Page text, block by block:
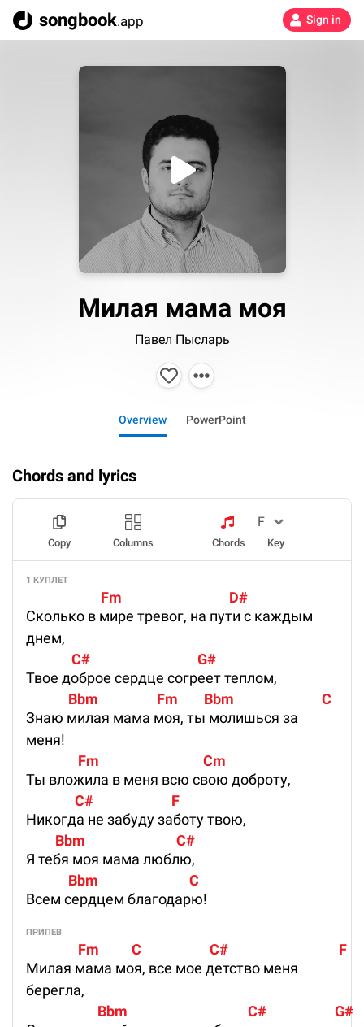
songbook.app Sign in
Милая мама моя
Павел Пысларь
Overview PowerPoint
Chords and lyrics
Copy Columns Chords Key
1 КУПЛЕТ
                       Fm                                 D#
Сколько в мире тревог, на пути с каждым
днем,
              C#                                 G#
Твое доброе сердце согреет теплом,
             Bbm                  Fm        Bbm                           C
Знаю милая мама моя, ты молишься за
меня!
                Fm                                Cm
Ты вложила в меня всю свою доброту,
               C#                        F
Никогда не забуду заботу твою,
         Bbm                            C#
Я тебя моя мама люблю,
             Bbm                            C
Всем сердцем благодарю!
ПРИПЕВ
                Fm          C                     C#                                  F
Милая мама моя, все мое детство меня
берегла,
Bbm                                     C#                     G#